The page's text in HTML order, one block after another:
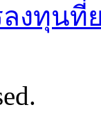
งทุนที่